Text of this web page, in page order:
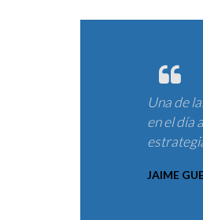
Una de
en el día
JAIME